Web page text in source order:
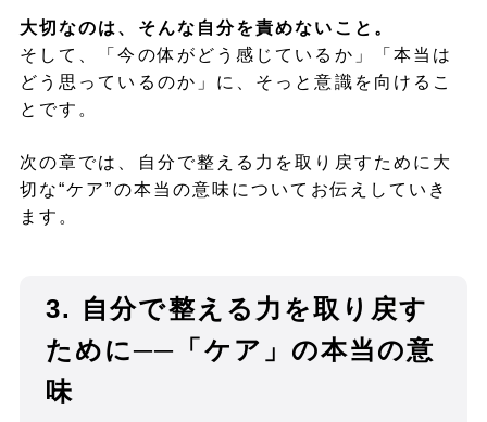
大切なのは、そんな自分を責めないこと。
そして、「今の体がどう感じているか」「本当は
どう思っているのか」に、そっと意識を向けるこ
とです。
次の章では、自分で整える力を取り戻すために大
切な“ケア”の本当の意味についてお伝えしていき
ます。
3. 自分で整える力を取り戻す
ために──「ケア」の本当の意
味